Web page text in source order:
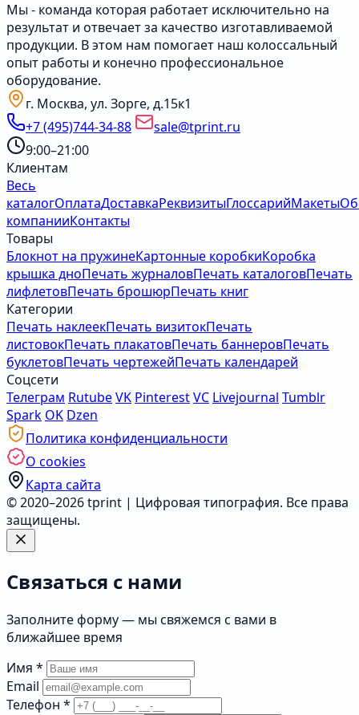
Мы - команда которая работает исключительно на
результат и отвечает за качество изготавливаемой
продукции. В этом нам помогает наш колоссальный
опыт работы и конечно профессиональное
оборудование.
г. Москва, ул. Зорге, д.15к1
+7 (495)744-34-88
sale@tprint.ru
9:00–21:00
Клиентам
Весь
каталогОплатаДоставкаРеквизитыГлоссарийМакеты
компанииКонтакты
Товары
Блокнот на пружинеКартонные коробкиКоробка
крышка дноПечать журналовПечать каталоговПечать
лифлетовПечать брошюрПечать книг
Категории
Печать наклеекПечать визитокПечать
листовокПечать плакатовПечать баннеровПечать
буклетовПечать чертежейПечать календарей
Соцсети
Телеграм RutubeVK PinterestVC Livejournal Tumblr
Spark OK Dzen
Политика конфиденциальности
О cookies
Карта сайта
© 2020–2026 tprint | Цифровая типография. Все права
защищены.
Связаться с нами
Заполните форму — мы свяжемся с вами в
ближайшее время
Имя *
Email
Телефон *